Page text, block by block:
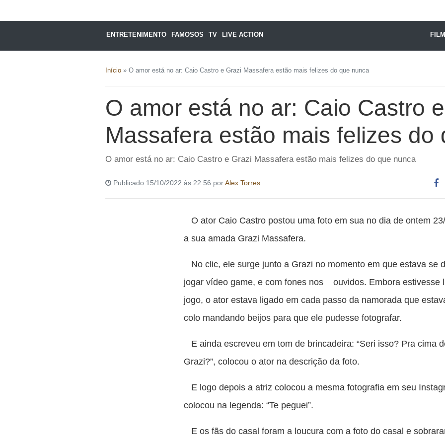
ENTRETENIMENTO FAMOSOS TV LIVE ACTION
Início » O amor está no ar: Caio Castro e Grazi Massafera estão mais felizes do que nunca
O amor está no ar: Caio Castro
Massafera estão mais felizes do
O amor está no ar: Caio Castro e Grazi Massafera estão mais felizes do que nunca
Publicado 15/10/2022 às 22:56 porAlex Torres
O ator Caio Castro postou uma foto em sua no dia de ontem
a sua amada Grazi Massafera.
No clic, ele surge junto a Grazi no momento em que estava se
jogar vídeo game, e com fones nos ouvidos. Embora estivesse
jogo, o ator estava ligado em cada passo da namorada que
colo mandando beijos para que ele pudesse fotografar.
E ainda escreveu em tom de brincadeira: “Seri isso? Pra cima
Grazi?”, colocou o ator na descrição da foto.
E logo depois a atriz colocou a mesma fotografia em seu
colocou na legenda: “Te peguei”.
E os fãs do casal foram a loucura com a foto do casal e